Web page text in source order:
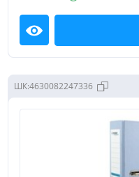
Посмотреть
ШК:4630082247336